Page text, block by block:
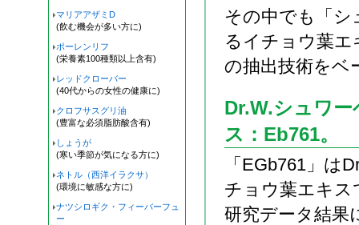
その中でも「シ
るイチョウ葉エ
の抽出技術をベ
Dr.W.シュワ
ス：Eb761。
「EGb761」は
チョウ葉エキス
研究データ結果
マリアアザミD
(飲む機会が多い方に)
ポーレンリフ
(栄養素100種類以上含有)
レッドクローバー
(40代からの女性の健康に)
クロフサスグリ油
(豊富な必須脂肪酸含有)
しょうが
(寒い季節が気になる方に)
ネトル（西洋イラクサ）
(環境に敏感な方に)
ナツシロギク・フィーバーフュ
ー